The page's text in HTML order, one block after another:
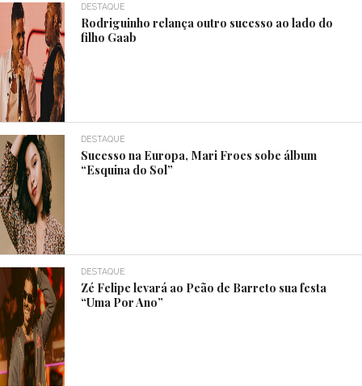
DESTAQUE
Rodriguinho relança outro sucesso ao lado do
filho Gaab
DESTAQUE
Sucesso na Europa, Mari Froes sobe álbum
“Esquina do Sol”
DESTAQUE
Zé Felipe levará ao Peão de Barreto sua festa
“Uma Por Ano”